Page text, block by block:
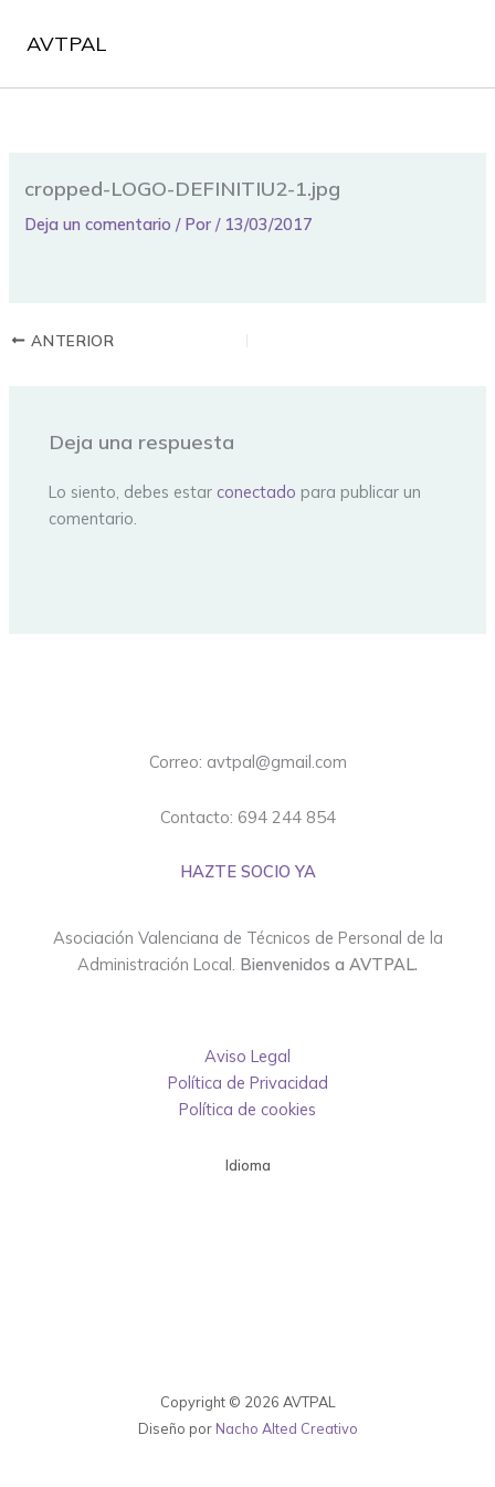
AVTPAL
cropped-LOGO-DEFINITIU2-1.jpg
Deja un comentario / Por/ 13/03/2017
ANTERIOR
Deja una respuesta
Lo siento, debes estar conectado para publicar un
comentario.
Correo: avtpal@gmail.com
Contacto: 694 244 854
HAZTE SOCIO YA
Asociación Valenciana de Técnicos de Personal de la
Administración Local. Bienvenidos a AVTPAL.
Aviso Legal
Política de Privacidad
Política de cookies
Idioma
Copyright © 2026 AVTPAL
Diseño por Nacho Alted Creativo